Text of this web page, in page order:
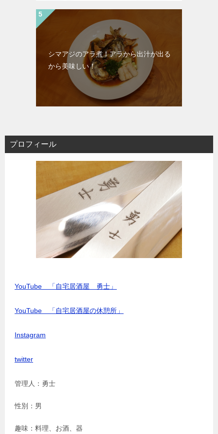
シマアジのアラ煮！アラから出汁が出る
から美味しい！
プロフィール
YouTube 「自宅居酒屋 勇士」
YouTube 「自宅居酒屋の休憩所」
Instagram
twitter
管理人：勇士
性別：男
趣味：料理、お酒、器